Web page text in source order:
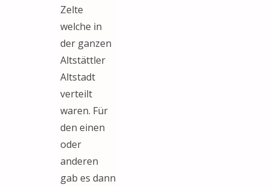
Zelte
welche in
der ganzen
Altstättler
Altstadt
verteilt
waren. Für
den einen
oder
anderen
gab es dann